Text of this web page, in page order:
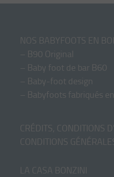
NOS BABYFOOTS EN
– B90 Original
– Baby foot de bar B60
– Baby-foot design
– Babyfoots fabriqués
CRÉDITS, CONDITIONS
CONDITIONS
LA CASA BONZINI